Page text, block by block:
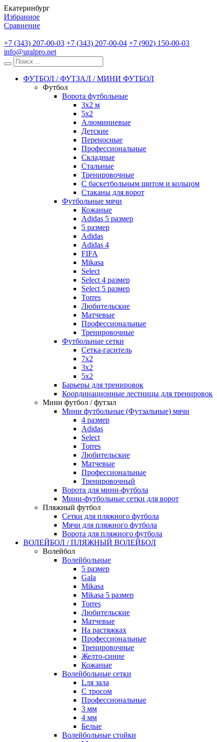
Екатеринбург
Избранное
Сравнение
+7 (343) 207-00-03 +7 (343) 207-00-04 +7 (902) 150-00-03
info@uralpro.net
ФУТБОЛ / ФУТЗАЛ / МИНИ ФУТБОЛ
Футбол
Ворота футбольные
3х2 м
5х2
Алюминиевые
Детские
Переносные
Профессиональные
Складные
Стальные
Тренировочные
С баскетбольным щитом и кольцом
Стаканы для ворот
Футбольные мячи
Кожаные
Adidas 5 размер
5 размер
Adidas
Adidas 4
FIFA
Mikasa
Select
Select 4 размер
Select 5 размер
Torres
Любительские
Матчевые
Профессиональные
Тренировочные
Футбольные сетки
Сетка-гаситель
7x2
3х2
5х2
Барьеры для тренировок
Координационные лестницы для тренировок
Мини футбол / футзал
Мини футбольные (Футзальные) мячи
4 размер
Adidas
Select
Torres
Любительские
Матчевые
Профессиональные
Тренировочный
Ворота для мини-футбола
Мини-футбольные сетки для ворот
Пляжный футбол
Сетки для пляжного футбола
Мячи для пляжного футбола
Ворота для пляжного футбола
ВОЛЕЙБОЛ / ПЛЯЖНЫЙ ВОЛЕЙБОЛ
Волейбол
Волейбольные
5 размер
Gala
Mikasa
Mikasa 5 размер
Torres
Любительские
Матчевые
На растяжках
Профессиональные
Тренировочные
Желто-синие
Кожаные
Волейбольные сетки
Lля зала
C тросом
Профессиональные
3 мм
4 мм
Белые
Волейбольные стойки